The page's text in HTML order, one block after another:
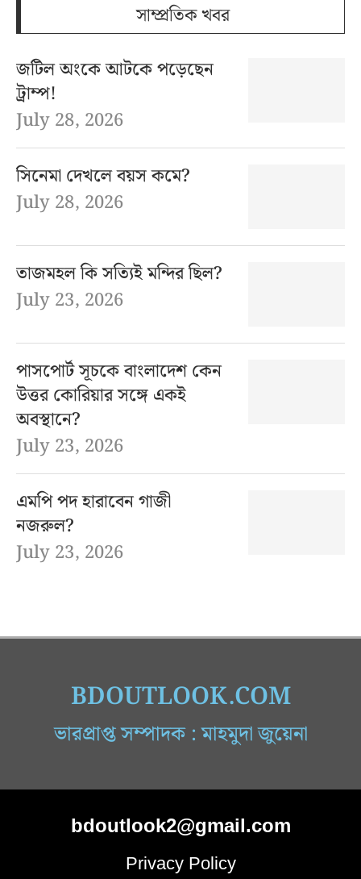
সাম্প্রতিক খবর
জটিল অংকে আটকে পড়েছেন
ট্রাম্প!
July 28, 2026
সিনেমা দেখলে বয়স কমে?
July 28, 2026
তাজমহল কি সত্যিই মন্দির ছিল?
July 23, 2026
পাসপোর্ট সূচকে বাংলাদেশ কেন
উত্তর কোরিয়ার সঙ্গে একই
অবস্থানে?
July 23, 2026
এমপি পদ হারাবেন গাজী
নজরুল?
July 23, 2026
BDOUTLOOK.COM
ভারপ্রাপ্ত সম্পাদক : মাহমুদা জুয়েনা
bdoutlook2@gmail.com
Privacy Policy